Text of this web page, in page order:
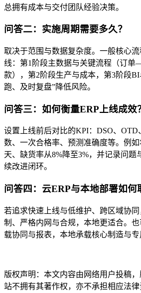
总拥有成本与交付团队经验决策。
问答二：实施周期需要多久？
取决于范围与数据复杂度。一般核心
线：第1阶段主数据与关键流程（订
款），第2阶段生产与成本，第3阶段
跑、及时复盘”降低风险。
问答三：如何衡量ERP上线成效
设置上线前后对比的KPI：DSO、OTD
数、一次合格率、预测准确度等。例
天、缺货率从8%降至3%，并记录问题
续改进闭环。
问答四：云ERP与本地部署如何
若追求快速上线与低维护、跨区域协
制、严格内网与合规，本地更适合。
载协同与报表，本地承载核心制造与专
版权声明：本文内容由网络用户投稿
站不拥有其著作权，亦不承担相应法